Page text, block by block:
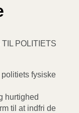
POLITIETS
fysiske
hurtighed
til at indfri de